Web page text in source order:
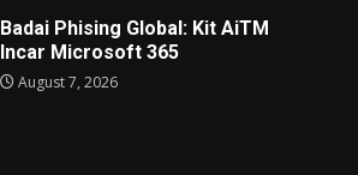
Badai Phising Global: Kit AiTM
Incar Microsoft 365
August 7, 2026